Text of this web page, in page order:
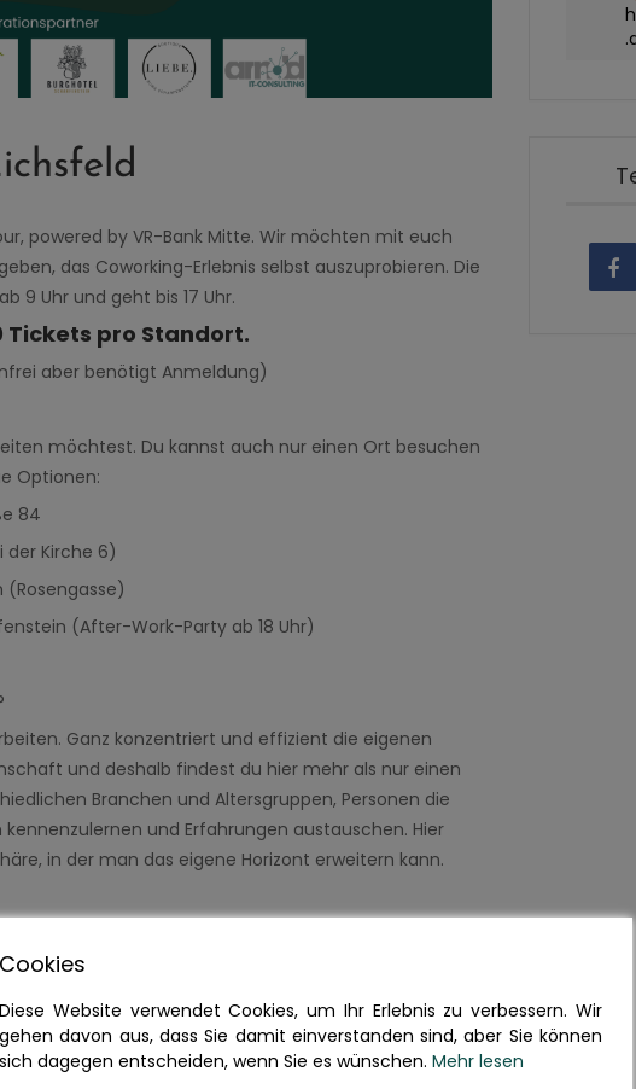
, powered by VR-Bank Mitte. Wir möchten mit euch
das Coworking-Erlebnis selbst auszuprobieren. Die
9 Uhr und geht bis 17 Uhr.
Tickets pro Standort.
aber benötigt Anmeldung)
möchtest. Du kannst auch nur einen Ort besuchen
Optionen:
84
der Kirche 6)
(Rosengasse)
(After-Work-Party ab 18 Uhr)
Ganz konzentriert und effizient die eigenen
und deshalb findest du hier mehr als nur einen
Branchen und Altersgruppen, Personen die
und Erfahrungen austauschen. Hier
in der man das eigene Horizont erweitern kann.
in einer schönen Atmosphäre zu arbeiten und dich
sein! Egal ob angestellt, selbstständig, noch am
du bist herzlich willkommen!
20 Plätzen, deshalb bitten wir um Anmeldung.
Cookies
Diese Website verwendet Cookies, um Ihr Erlebnis zu verbessern. Wir
gehen davon aus, dass Sie damit einverstanden sind, aber Sie können
sich dagegen entscheiden, wenn Sie es wünschen. Mehr lesen